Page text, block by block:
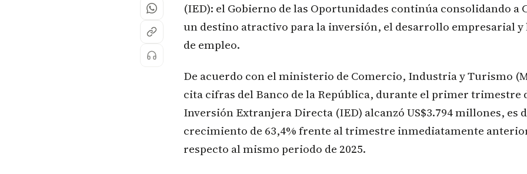
(IED): el Gobierno de las Oportunidades continúa consolidando a
un destino atractivo para la inversión, el desarrollo empresarial y
de empleo.
De acuerdo con el ministerio de Comercio, Industria y Turismo
cita cifras del Banco de la República, durante el primer trimestre
Inversión Extranjera Directa (IED) alcanzó US$3.794 millones, es
crecimiento de 63,4% frente al trimestre inmediatamente
respecto al mismo periodo de 2025.